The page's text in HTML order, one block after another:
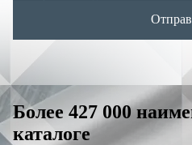
Более 427 000
каталоге